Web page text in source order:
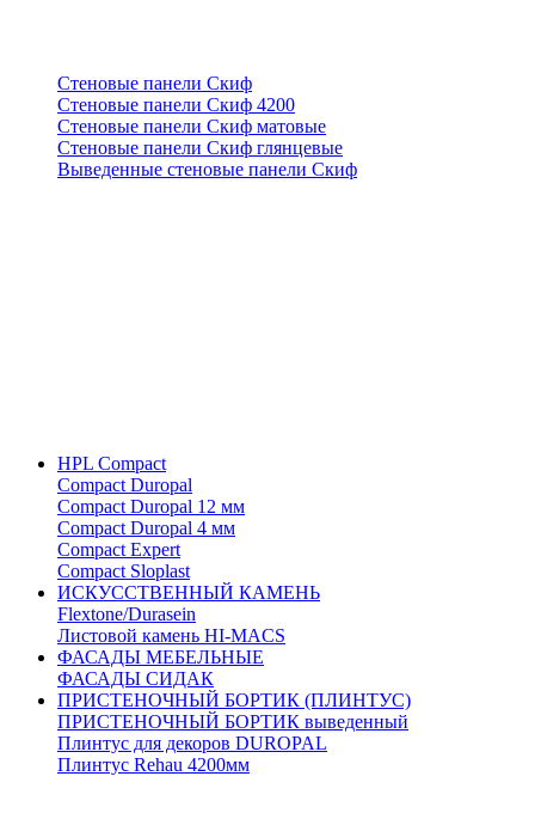
Стеновые панели Скиф
Стеновые панели Скиф 4200
Стеновые панели Скиф матовые
Стеновые панели Скиф глянцевые
Выведенные стеновые панели Скиф
HPL Compact
Compact Duropal
Compact Duropal 12 мм
Compact Duropal 4 мм
Compact Expert
Compact Sloplast
ИСКУССТВЕННЫЙ КАМЕНЬ
Flextone/Durasein
Листовой камень HI-MACS
ФАСАДЫ МЕБЕЛЬНЫЕ
ФАСАДЫ СИДАК
ПРИСТЕНОЧНЫЙ БОРТИК (ПЛИНТУС)
ПРИСТЕНОЧНЫЙ БОРТИК выведенный
Плинтус для декоров DUROPAL
Плинтус Rehau 4200мм